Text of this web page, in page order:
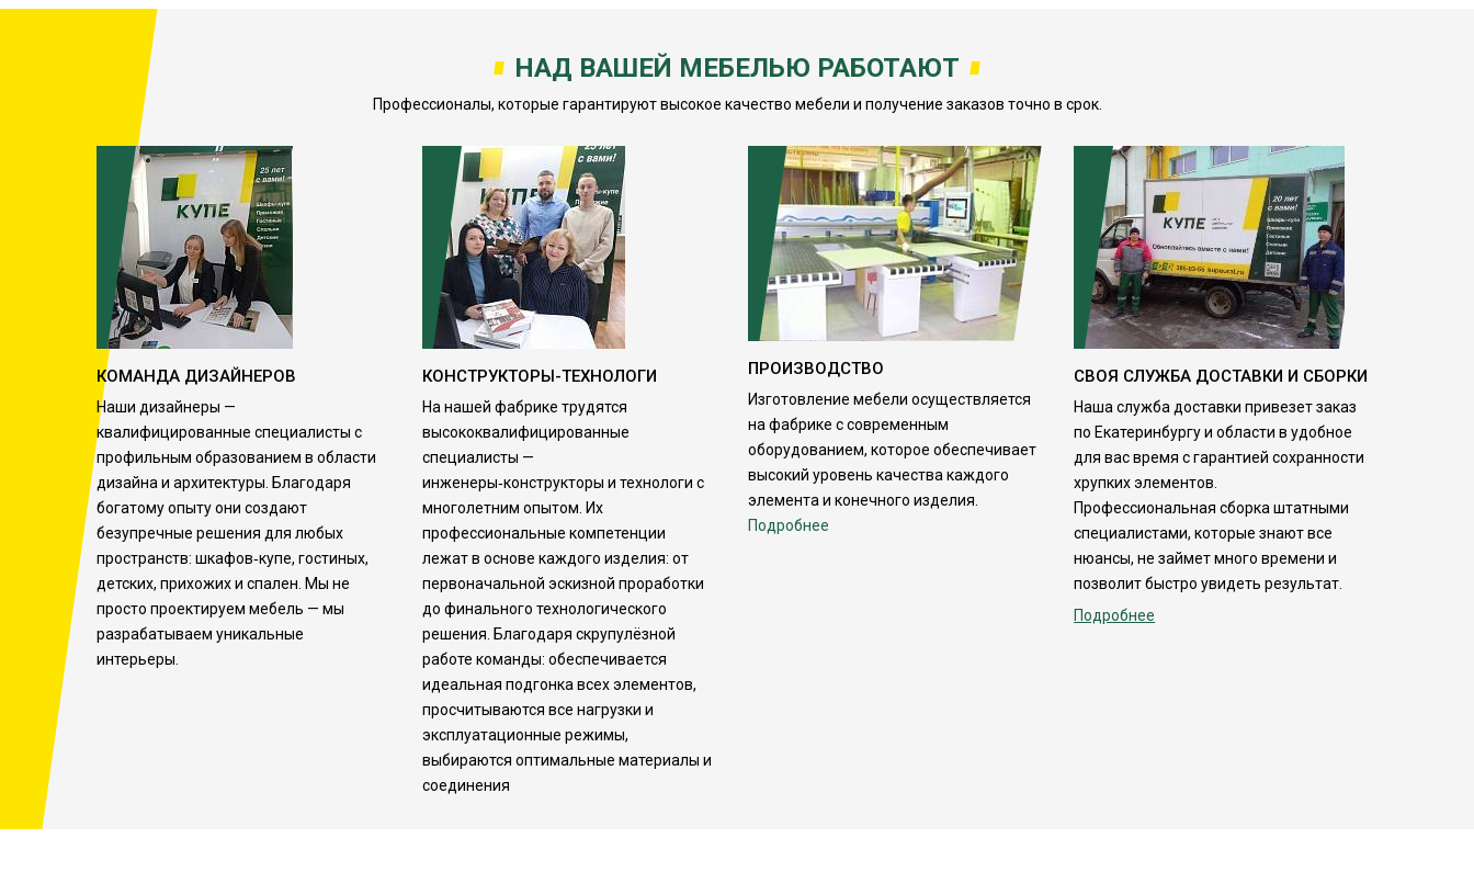
НАД ВАШЕЙ МЕБЕЛЬЮ РАБОТАЮТ
Профессионалы, которые гарантируют высокое качество мебели и получение заказов точно в срок.
КОМАНДА ДИЗАЙНЕРОВ
Наши дизайнеры —
квалифицированные специалисты с
профильным образованием в области
дизайна и архитектуры. Благодаря
богатому опыту они создают
безупречные решения для любых
пространств: шкафов‑купе, гостиных,
детских, прихожих и спален. Мы не
просто проектируем мебель — мы
разрабатываем уникальные
интерьеры.
КОНСТРУКТОРЫ-ТЕХНОЛОГИ
На нашей фабрике трудятся
высококвалифицированные
специалисты —
инженеры‑конструкторы и технологи с
многолетним опытом. Их
профессиональные компетенции
лежат в основе каждого изделия: от
первоначальной эскизной проработки
до финального технологического
решения. Благодаря скрупулёзной
работе команды: обеспечивается
идеальная подгонка всех элементов,
просчитываются все нагрузки и
эксплуатационные режимы,
выбираются оптимальные материалы и
соединения
ПРОИЗВОДСТВО
Изготовление мебели осуществляется
на фабрике с современным
оборудованием, которое обеспечивает
высокий уровень качества каждого
элемента и конечного изделия.
Подробнее
СВОЯ СЛУЖБА ДОСТАВКИ И СБОРКИ
Наша служба доставки привезет заказ
по Екатеринбургу и области в удобное
для вас время с гарантией сохранности
хрупких элементов.
Профессиональная сборка штатными
специалистами, которые знают все
нюансы, не займет много времени и
позволит быстро увидеть результат.
Подробнее